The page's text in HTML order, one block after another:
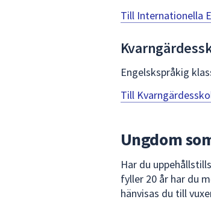
Till Internationella
Engelskspråkig
Till
Ungdom
Har du
fyller 20 år har du
hänvisas du till